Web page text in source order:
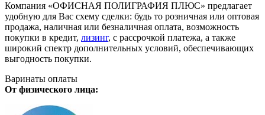
Компания «ОФИСНАЯ ПОЛИГРАФИЯ ПЛЮС» предлагает
удобную для Вас схему сделки: будь то розничная или оптовая
продажа, наличная или безналичная оплата, возможность
покупки в кредит, лизинг, с рассрочкой платежа, а также
широкий спектр дополнительных условий, обеспечивающих
выгодность покупки.
Варинаты оплаты
От физического лица: